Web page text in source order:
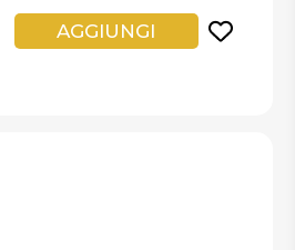
AGGIUNGI